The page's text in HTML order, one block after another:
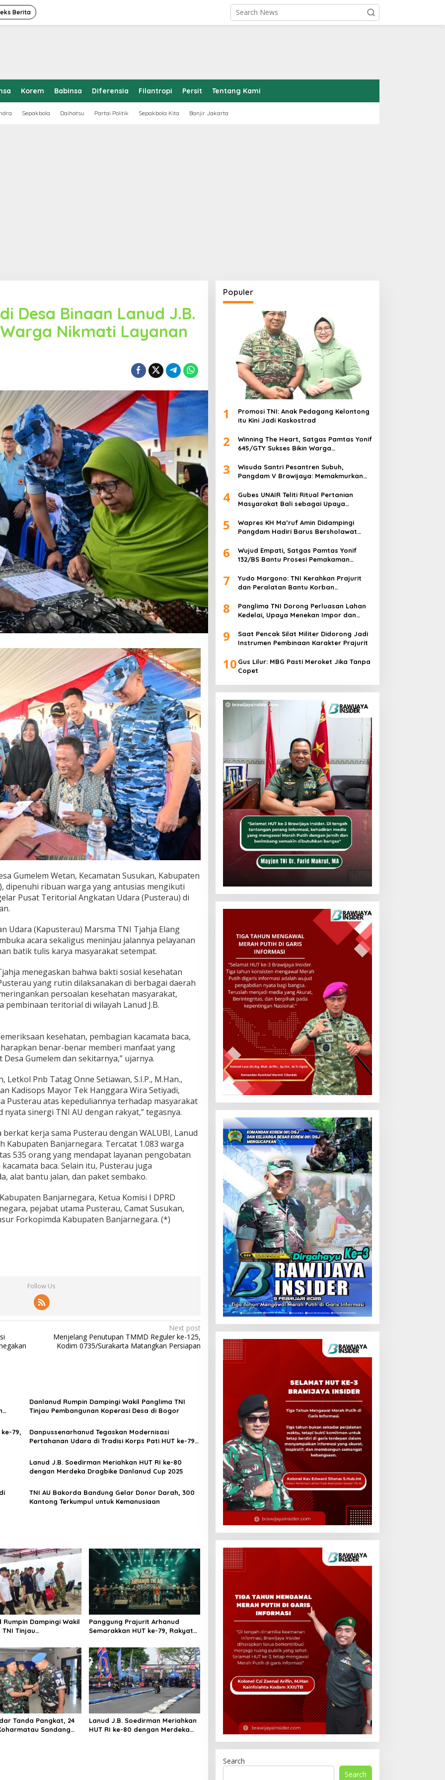
Berita
Korem Babinsa Diferensia Filantropi Persit Tentang Kami
Sepakbola Daihatsu Partai Politik Sepakbola Kita Banjir Jakarta
Desa Binaan Lanud J.B.
Nikmati Layanan
Gumelem Wetan, Kecamatan Susukan, Kabupaten
dipenuhi ribuan warga yang antusias mengikuti
Pusat Teritorial Angkatan Udara (Pusterau) di
Udara (Kapusterau) Marsma TNI Tjahja Elang
acara sekaligus meninjau jalannya pelayanan
batik tulis karya masyarakat setempat.
menegaskan bahwa bakti sosial kesehatan
yang rutin dilaksanakan di berbagai daerah
persoalan kesehatan masyarakat,
pembinaan teritorial di wilayah Lanud J.B.
kesehatan, pembagian kacamata baca,
benar-benar memberi manfaat yang
Gumelem dan sekitarnya,” ujarnya.
Letkol Pnb Tatag Onne Setiawan, S.I.P., M.Han.,
Kadisops Mayor Tek Hanggara Wira Setiyadi,
Pusterau atas kepeduliannya terhadap masyarakat
nyata sinergi TNI AU dengan rakyat,” tegasnya.
kerja sama Pusterau dengan WALUBI, Lanud
Kabupaten Banjarnegara. Tercatat 1.083 warga
535 orang yang mendapat layanan pengobatan
baca. Selain itu, Pusterau juga
alat bantu jalan, dan paket sembako.
Banjarnegara, Ketua Komisi I DPRD
pejabat utama Pusterau, Camat Susukan,
Forkopimda Kabupaten Banjarnegara. (*)
Follow Us
Next post
Menjelang Penutupan TMMD Reguler ke-125,
Kodim 0735/Surakarta Matangkan Persiapan
Danlanud Rumpin Dampingi Wakil Panglima TNI
Tinjau Pembangunan Koperasi Desa di Bogor
79,
Danpussenarhanud Tegaskan Modernisasi
Pertahanan Udara di Tradisi Korps Pati HUT ke-79
Lanud J.B. Soedirman Meriahkan HUT RI ke-80
dengan Merdeka Dragbike Danlanud Cup 2025
TNI AU Bakorda Bandung Gelar Donor Darah, 300
Kantong Terkumpul untuk Kemanusiaan
Rumpin Dampingi Wakil
TNI Tinjau
Panggung Prajurit Arhanud
Semarakkan HUT ke-79, Rakyat
Irama Kebersamaan
Tanda Pangkat, 24
Sandang
Lanud J.B. Soedirman Meriahkan
HUT RI ke-80 dengan Merdeka
Populer
1
Promosi TNI: Anak Pedagang Kelontong
itu Kini Jadi Kaskostrad
2
Winning The Heart, Satgas Pamtas Yonif
645/GTY Sukses Bikin Warga
3
Wisuda Santri Pesantren Subuh,
Pangdam V Brawijaya: Memakmurkan
4
Gubes UNAIR Teliti Ritual Pertanian
Masyarakat Bali sebagai Upaya
5
Wapres KH Ma’ruf Amin Didampingi
Pangdam Hadiri Barus Bersholawat
6
Wujud Empati, Satgas Pamtas Yonif
132/BS Bantu Prosesi Pemakaman
7
Yudo Margono: TNI Kerahkan Prajurit
dan Peralatan Bantu Korban
8
Panglima TNI Dorong Perluasan Lahan
Kedelai, Upaya Menekan Impor dan
9
Saat Pencak Silat Militer Didorong Jadi
Instrumen Pembinaan Karakter Prajurit
10 Gus Lilur: MBG Pasti Meroket Jika Tanpa
Copet
Search
Search